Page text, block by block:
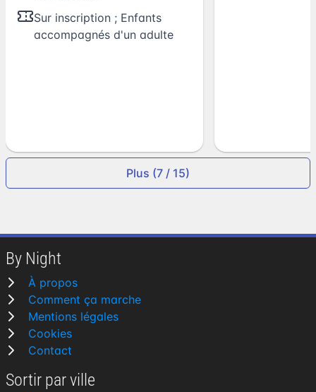
Sur inscription ; Enfants
accompagnés d'un adulte
Plus (7 / 15)
By Night
À propos
Comment ça marche
Mentions légales
Cookies
Contact
Sortir par ville